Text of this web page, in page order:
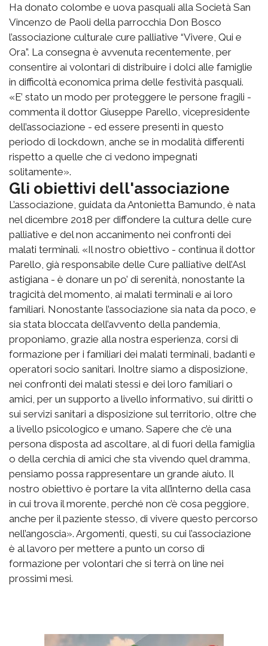
Ha donato colombe e uova pasquali alla Società San
Vincenzo de Paoli della parrocchia Don Bosco
l’associazione culturale cure palliative “Vivere, Qui e
Ora”. La consegna è avvenuta recentemente, per
consentire ai volontari di distribuire i dolci alle famiglie
in difficoltà economica prima delle festività pasquali.
«E’ stato un modo per proteggere le persone fragili -
commenta il dottor Giuseppe Parello, vicepresidente
dell’associazione - ed essere presenti in questo
periodo di lockdown, anche se in modalità differenti
rispetto a quelle che ci vedono impegnati
solitamente».
Gli obiettivi dell'associazione
L’associazione, guidata da Antonietta Bamundo, è nata
nel dicembre 2018 per diffondere la cultura delle cure
palliative e del non accanimento nei confronti dei
malati terminali. «Il nostro obiettivo - continua il dottor
Parello, già responsabile delle Cure palliative dell’Asl
astigiana - è donare un po’ di serenità, nonostante la
tragicità del momento, ai malati terminali e ai loro
familiari. Nonostante l’associazione sia nata da poco, e
sia stata bloccata dell’avvento della pandemia,
proponiamo, grazie alla nostra esperienza, corsi di
formazione per i familiari dei malati terminali, badanti e
operatori socio sanitari. Inoltre siamo a disposizione,
nei confronti dei malati stessi e dei loro familiari o
amici, per un supporto a livello informativo, sui diritti o
sui servizi sanitari a disposizione sul territorio, oltre che
a livello psicologico e umano. Sapere che c’è una
persona disposta ad ascoltare, al di fuori della famiglia
o della cerchia di amici che sta vivendo quel dramma,
pensiamo possa rappresentare un grande aiuto. Il
nostro obiettivo è portare la vita all’interno della casa
in cui trova il morente, perché non c’è cosa peggiore,
anche per il paziente stesso, di vivere questo percorso
nell’angoscia». Argomenti, questi, su cui l’associazione
è al lavoro per mettere a punto un corso di
formazione per volontari che si terrà on line nei
prossimi mesi.